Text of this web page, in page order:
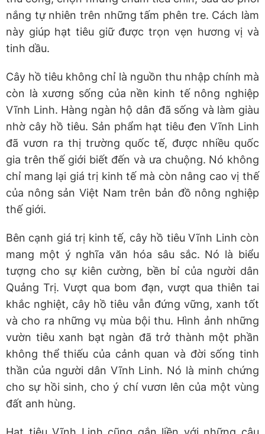
nắng tự nhiên trên những tấm phên tre. Cách làm
này giúp hạt tiêu giữ được trọn vẹn hương vị và
tinh dầu.
Cây hồ tiêu không chỉ là nguồn thu nhập chính mà
còn là xương sống của nền kinh tế nông nghiệp
Vĩnh Linh. Hàng ngàn hộ dân đã sống và làm giàu
nhờ cây hồ tiêu. Sản phẩm hạt tiêu đen Vĩnh Linh
đã vươn ra thị trường quốc tế, được nhiều quốc
gia trên thế giới biết đến và ưa chuộng. Nó không
chỉ mang lại giá trị kinh tế mà còn nâng cao vị thế
của nông sản Việt Nam trên bản đồ nông nghiệp
thế giới.
Bên cạnh giá trị kinh tế, cây hồ tiêu Vĩnh Linh còn
mang một ý nghĩa văn hóa sâu sắc. Nó là biểu
tượng cho sự kiên cường, bền bỉ của người dân
Quảng Trị. Vượt qua bom đạn, vượt qua thiên tai
khắc nghiệt, cây hồ tiêu vẫn đứng vững, xanh tốt
và cho ra những vụ mùa bội thu. Hình ảnh những
vườn tiêu xanh bạt ngàn đã trở thành một phần
không thể thiếu của cảnh quan và đời sống tinh
thần của người dân Vĩnh Linh. Nó là minh chứng
cho sự hồi sinh, cho ý chí vươn lên của một vùng
đất anh hùng.